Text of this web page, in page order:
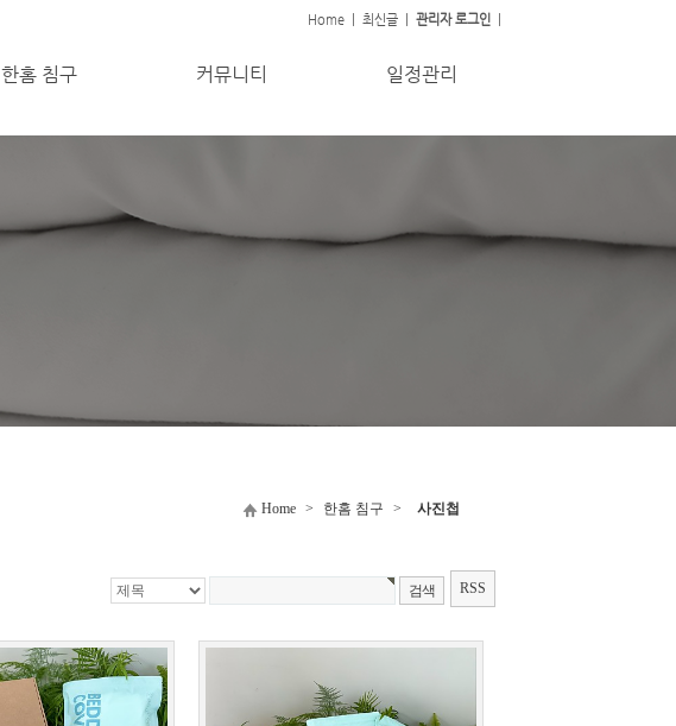
Home 최신글 관리자 로그인
한홈 침구 커뮤니티 일정관리
Home > 한홈 침구 > 사진첩
RSS